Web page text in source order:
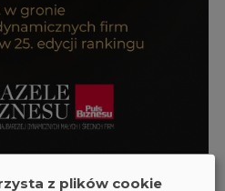
z plików cookie